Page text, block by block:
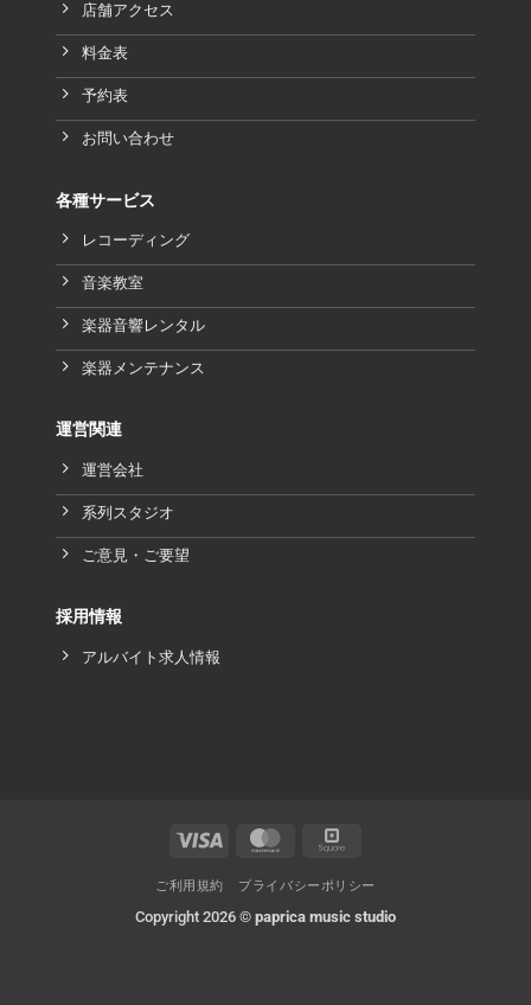
店舗アクセス
料金表
予約表
お問い合わせ
各種サービス
レコーディング
音楽教室
楽器音響レンタル
楽器メンテナンス
運営関連
運営会社
系列スタジオ
ご意見・ご要望
採用情報
アルバイト求人情報
ご利用規約 プライバシーポリシー
Copyright 2026 © paprica music studio